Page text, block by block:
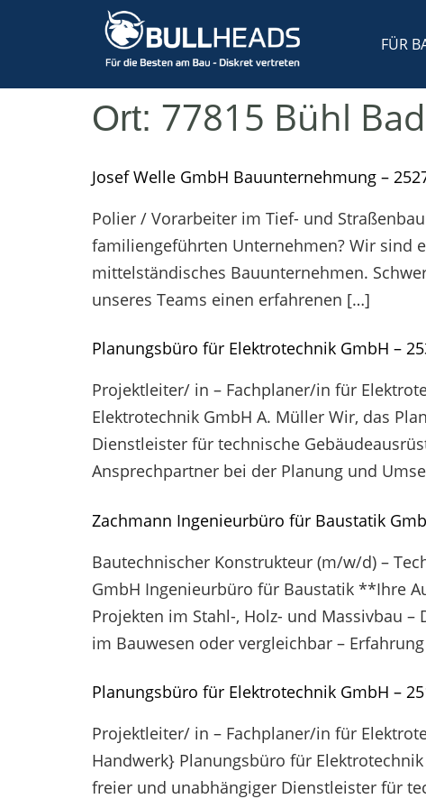
FÜR
Ort: 77815 Bühl
Josef Welle GmbH Bauunternehmung –
Polier / Vorarbeiter im Tief- und
familiengeführten Unternehmen? Wir sind
mittelständisches Bauunternehmen.
unseres Teams einen erfahrenen […]
Planungsbüro für Elektrotechnik GmbH –
Projektleiter/ in – Fachplaner/in für
Elektrotechnik GmbH A. Müller Wir, das
Dienstleister für technische
Ansprechpartner bei der Planung und
Zachmann Ingenieurbüro für Baustatik
Bautechnischer Konstrukteur (m/w/d) –
GmbH Ingenieurbüro für Baustatik **Ihre
Projekten im Stahl-, Holz- und Massivbau
im Bauwesen oder vergleichbar –
Planungsbüro für Elektrotechnik GmbH –
Projektleiter/ in – Fachplaner/in für
Handwerk} Planungsbüro für
freier und unabhängiger Dienstleister für